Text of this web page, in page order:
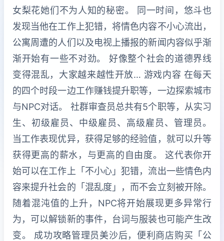
女梨花她们不为人知的秘密。 同一时间，悠斗也
发现当他在工作上犯错，将情色内容不小心流出，
公寓周遭的人们以及电视上播报的新闻内容似乎渐
渐开始有一些不对劲。 好像整个社会的道德界线
变得混乱，大家越来越性开放… 游戏内容 在每天
的四个时段一边工作赚钱提升职等，一边探索城市
与NPC对话。 社群审查员总共有5个职等，从实习
生、初级雇员、中级雇员、高级雇员、管理员。
当工作表现优异，获得足够的经验值，就可以升等
获得更高的薪水，与更高的自由度。 这代表你开
始可以在工作上「不小心」犯错，流出一些情色内
容来提升社会的「混乱度」，而不会立刻被开除。
随着混沌值的上升，NPC将开始展现更多异常行
为，可以解锁新的事件，台词与服装也可能产生改
变。 成功攻略管理员美沙后，便利商店购买「公